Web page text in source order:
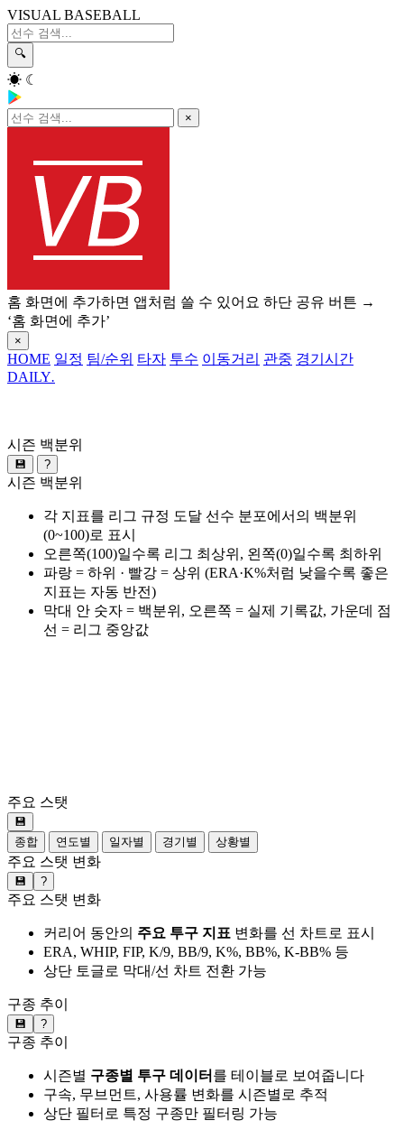
VISUAL BASEBALL
🔍
☀ ☾
×
홈 화면에 추가하면 앱처럼 쓸 수 있어요 하단 공유 버튼 →
‘홈 화면에 추가’
×
HOME 일정 팀/순위 타자 투수 이동거리 관중 경기시간
DAILY.
시즌 백분위
💾 ?
시즌 백분위
각 지표를 리그 규정 도달 선수 분포에서의 백분위
(0~100)로 표시
오른쪽(100)일수록 리그 최상위, 왼쪽(0)일수록 최하위
파랑 = 하위 · 빨강 = 상위 (ERA·K%처럼 낮을수록 좋은
지표는 자동 반전)
막대 안 숫자 = 백분위, 오른쪽 = 실제 기록값, 가운데 점
선 = 리그 중앙값
주요 스탯
💾
종합
연도별 일자별 경기별 상황별
주요 스탯 변화
💾 ?
주요 스탯 변화
커리어 동안의 주요 투구 지표 변화를 선 차트로 표시
ERA, WHIP, FIP, K/9, BB/9, K%, BB%, K-BB% 등
상단 토글로 막대/선 차트 전환 가능
구종 추이
💾 ?
구종 추이
시즌별 구종별 투구 데이터 를 테이블로 보여줍니다
구속, 무브먼트, 사용률 변화를 시즌별로 추적
상단 필터로 특정 구종만 필터링 가능